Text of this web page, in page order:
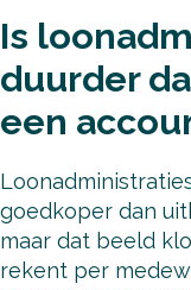
Is
duurder
een
goedkoper dan
maar dat beeld
rekent per